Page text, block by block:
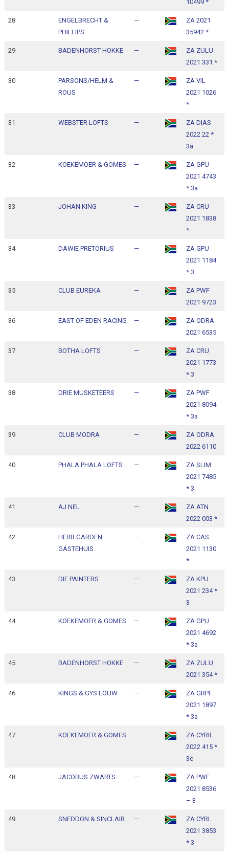
10499 *
28
ENGELBRECHT &
PHILLIPS
—
ZA 2021
35942 *
29 BADENHORST HOKKE —
ZA ZULU
2021 331 *
30
PARSONS/HELM &
ROUS
—
ZA VIL
2021 1026
*
31 WEBSTER LOFTS —
ZA DIAS
2022 22 *
3a
32 KOEKEMOER & GOMES —
ZA GPU
2021 4743
* 3a
33 JOHAN KING —
ZA CRU
2021 1838
*
34 DAWIE PRETORIUS —
ZA GPU
2021 1184
* 3
35 CLUB EUREKA —
ZA PWF
2021 9723
36 EAST OF EDEN RACING —
ZA ODRA
2021 6535
37 BOTHA LOFTS —
ZA CRU
2021 1773
* 3
38 DRIE MUSKETEERS —
ZA PWF
2021 8094
* 3a
39 CLUB MODRA —
ZA ODRA
2022 6110
40 PHALA PHALA LOFTS —
ZA SLIM
2021 7485
* 3
41 AJ NEL —
ZA ATN
2022 003 *
42
HERB GARDEN
GASTEHUIS
—
ZA CAS
2021 1130
*
43 DIE PAINTERS —
ZA KPU
2021 234 *
3
44 KOEKEMOER & GOMES —
ZA GPU
2021 4692
* 3a
45 BADENHORST HOKKE —
ZA ZULU
2021 354 *
46 KINGS & GYS LOUW —
ZA GRPF
2021 1897
* 3a
47 KOEKEMOER & GOMES —
ZA CYRIL
2022 415 *
3c
48 JACOBUS ZWARTS —
ZA PWF
2021 8536
– 3
49 SNEDDON & SINCLAIR —
ZA CYRL
2021 3853
* 3